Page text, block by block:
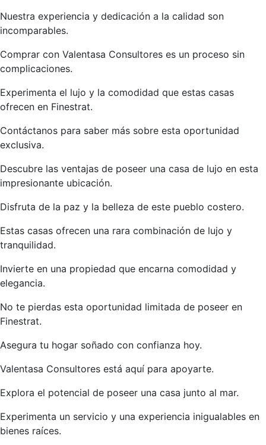
Nuestra experiencia y dedicación a la calidad son
incomparables.
Comprar con Valentasa Consultores es un proceso sin
complicaciones.
Experimenta el lujo y la comodidad que estas casas
ofrecen en Finestrat.
Contáctanos para saber más sobre esta oportunidad
exclusiva.
Descubre las ventajas de poseer una casa de lujo en esta
impresionante ubicación.
Disfruta de la paz y la belleza de este pueblo costero.
Estas casas ofrecen una rara combinación de lujo y
tranquilidad.
Invierte en una propiedad que encarna comodidad y
elegancia.
No te pierdas esta oportunidad limitada de poseer en
Finestrat.
Asegura tu hogar soñado con confianza hoy.
Valentasa Consultores está aquí para apoyarte.
Explora el potencial de poseer una casa junto al mar.
Experimenta un servicio y una experiencia inigualables en
bienes raíces.